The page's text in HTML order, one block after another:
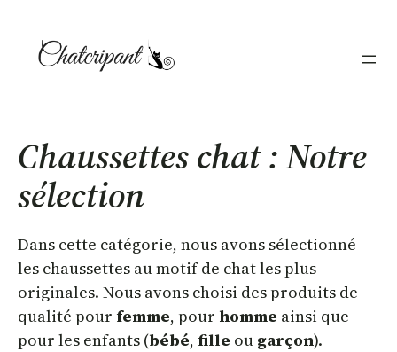
contenu
Chaussettes chat : Notre
sélection
Dans cette catégorie, nous avons sélectionné
les chaussettes au motif de chat les plus
originales. Nous avons choisi des produits de
qualité pour femme, pour homme ainsi que
pour les enfants (bébé, fille ou garçon).